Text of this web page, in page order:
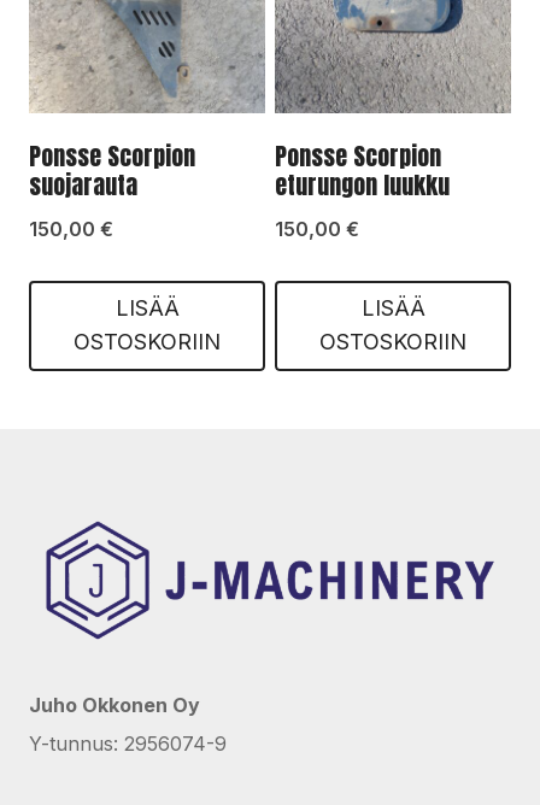
Ponsse Scorpion
suojarauta
150,00 €
LISÄÄ
OSTOSKORIIN
Ponsse Scorpion
eturungon luukku
150,00 €
LISÄÄ
OSTOSKORIIN
Juho Okkonen Oy
Y-tunnus: 2956074-9